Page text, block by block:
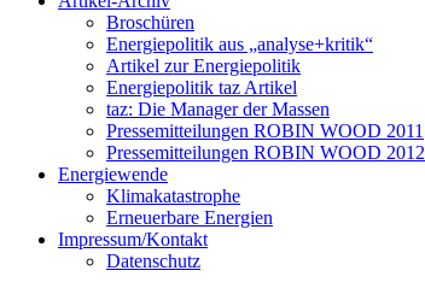
Broschüren
Energiepolitik aus „analyse+kritik“
Artikel zur Energiepolitik
Energiepolitik taz Artikel
taz: Die Manager der Massen
Pressemitteilungen ROBIN WOOD 2011
Pressemitteilungen ROBIN WOOD 2012
Energiewende
Klimakatastrophe
Erneuerbare Energien
Impressum/Kontakt
Datenschutz